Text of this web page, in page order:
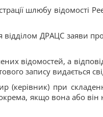
шлюбу відомості
ДРАЦС заяви
відомостей, а
запису видається
при
якщо вона або він